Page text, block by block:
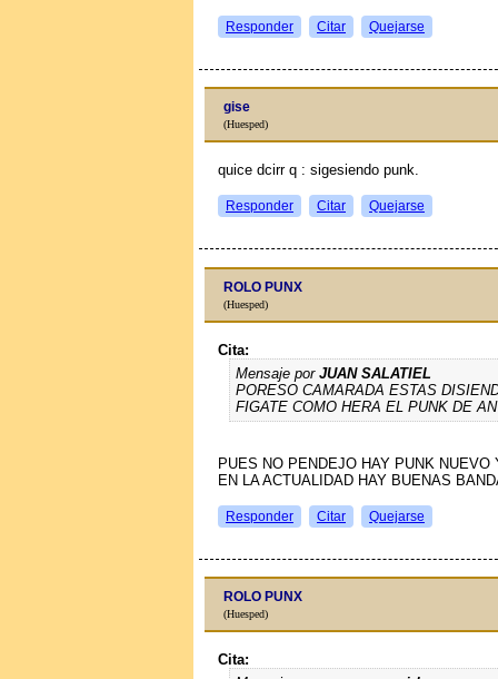
Responder Citar Quejarse
gise
(Huesped)
quice dcirr q : sigesiendo punk.
Responder Citar Quejarse
ROLO PUNX
(Huesped)
Cita:
Mensaje por JUAN SALATIEL
PORESO CAMARADA ESTAS
FIGATE COMO HERA EL PUNK DE
PUES NO PENDEJO HAY PUNK
EN LA ACTUALIDAD HAY BUENAS
Responder Citar Quejarse
ROLO PUNX
(Huesped)
Cita: